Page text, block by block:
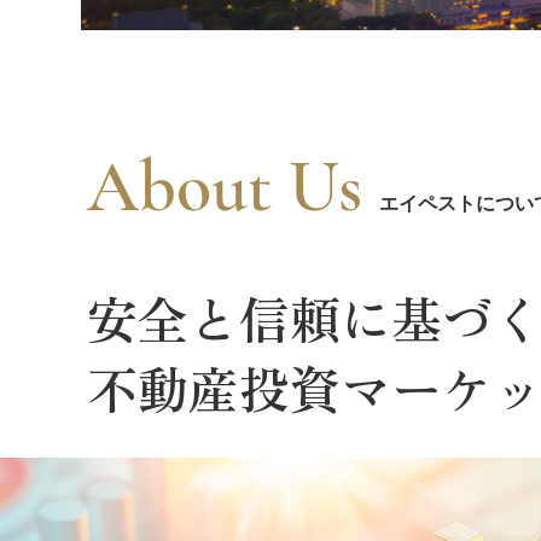
About Us エイペストについ
安全と信頼に基づ
不動産投資マーケ